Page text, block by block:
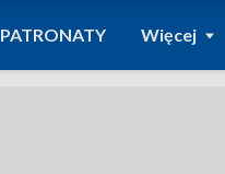
PATRONATY Więcej